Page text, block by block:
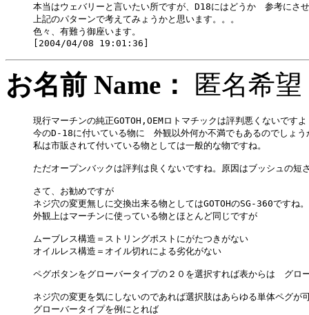
本当はウェバリーと言いたい所ですが、D18にはどうか　参考にさ
上記のパターンで考えてみょうかと思います。。。
色々、有難う御座います。
お名前 Name： 匿名
現行マーチンの純正GOTOH,OEMロトマチックは評判悪くないです
今のD-18に付いている物に　外観以外何か不満でもあるのでしょう
私は市販されて付いている物としては一般的な物ですね。
ただオープンバックは評判は良くないですね。原因はブッシュの
さて、お勧めですが
ネジ穴の変更無しに交換出来る物としてはGOTOHのSG-360ですね。
外観上はマーチンに使っている物とほとんど同じですが
ムーブレス構造＝ストリングポストにがたつきがない
オイルレス構造＝オイル切れによる劣化がない
ペグボタンをグローバータイプの２０を選択すれば表からは　グ
ネジ穴の変更を気にしないのであれば選択肢はあらゆる単体ペグが
グローバータイプを例にとれば